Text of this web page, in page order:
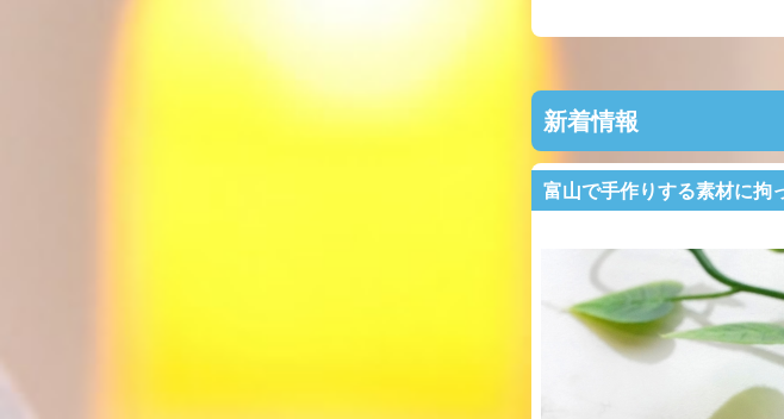
新着情報
富山で手作りする素材に拘